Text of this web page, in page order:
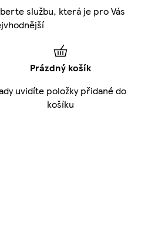
službu, která je pro Vás
Prázdný košík
uvidíte položky přidané do
košíku